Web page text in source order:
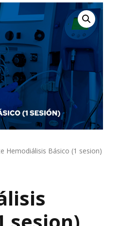
Hemodiálisis Básico (1 sesion)